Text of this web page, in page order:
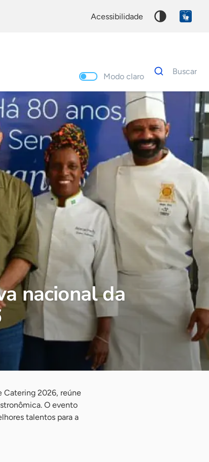
acessibilidade
Modo claro
Dados
para
Buscar
Palavra
chave
nacional da
Catering 2026, reúne
O evento
talentos para a